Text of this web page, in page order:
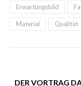
Erwartungsbild
Material Qualität
DER VORTRAG